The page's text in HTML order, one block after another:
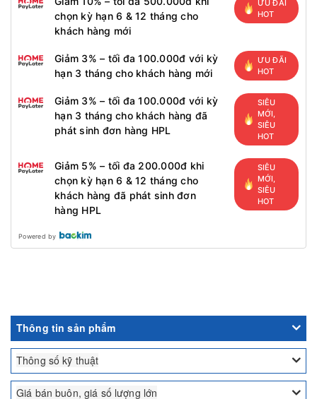
chọn kỳ hạn 6 & 12 tháng cho
khách hàng mới
ƯU ĐÃI
HOT
Giảm 3% – tối đa 100.000đ với kỳ
hạn 3 tháng cho khách hàng mới
ƯU ĐÃI
HOT
Giảm 3% – tối đa 100.000đ với kỳ
hạn 3 tháng cho khách hàng đã
phát sinh đơn hàng HPL
SIÊU
MỚI,
SIÊU
HOT
Giảm 5% – tối đa 200.000đ khi
chọn kỳ hạn 6 & 12 tháng cho
khách hàng đã phát sinh đơn
hàng HPL
SIÊU
MỚI,
SIÊU
HOT
Powered by
Thông tin sản phẩm
Thông số kỹ thuật
Giá bán buôn, giá số lượng lớn